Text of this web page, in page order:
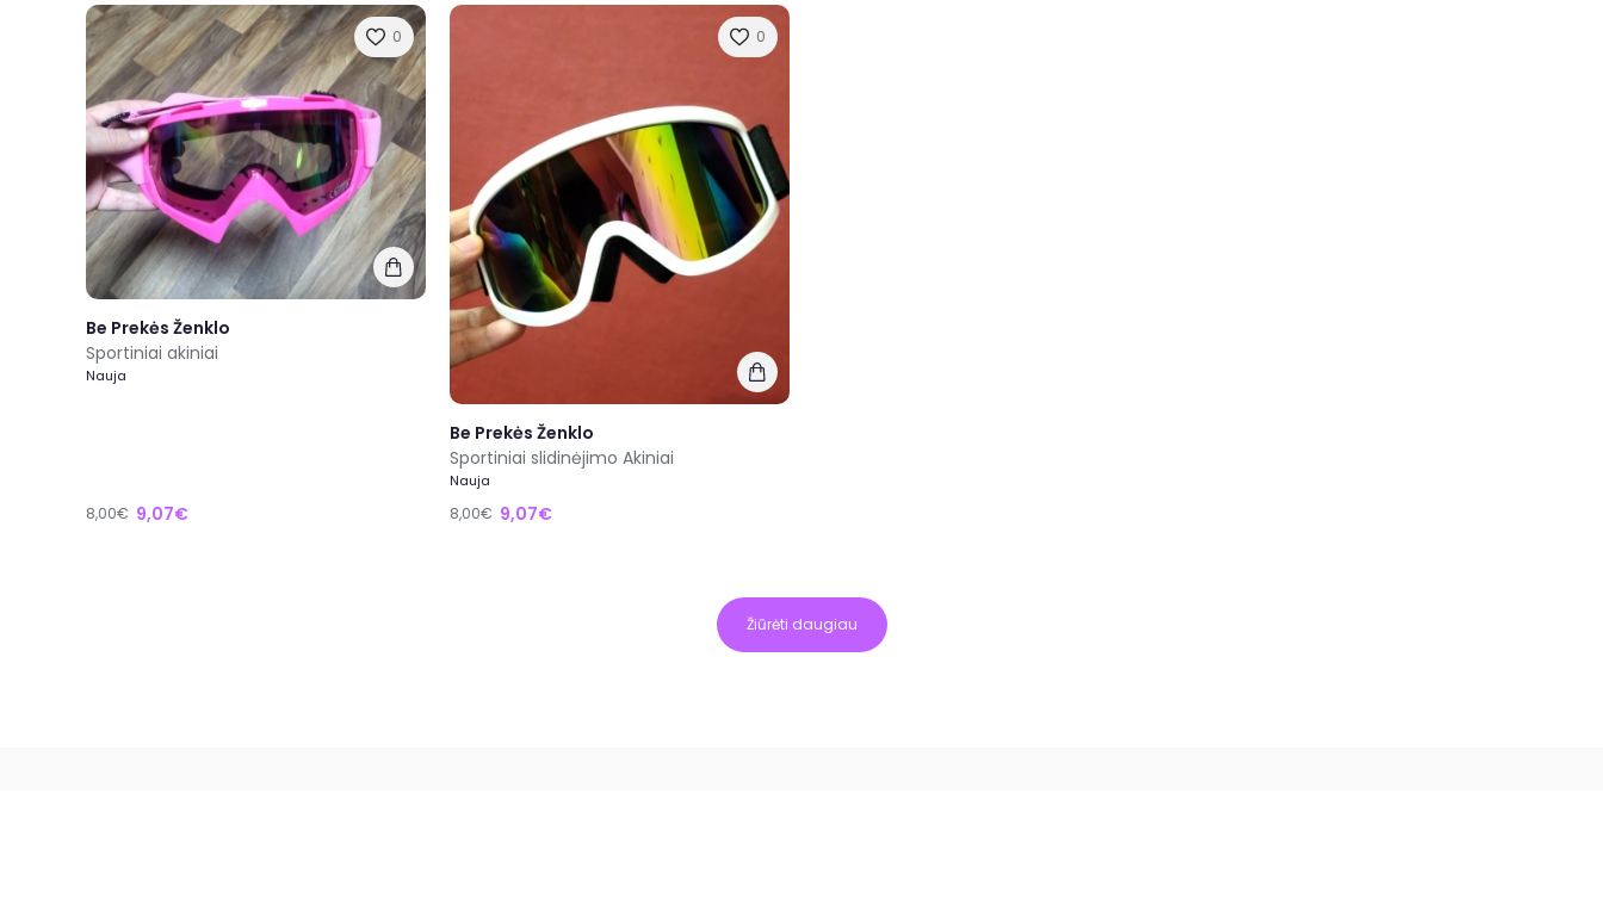
0
Be Prekės Ženklo
Sportiniai akiniai
Nauja
8,00€ 9,07€
0
Be Prekės Ženklo
Sportiniai slidinėjimo Akiniai
Nauja
8,00€ 9,07€
Žiūrėti daugiau